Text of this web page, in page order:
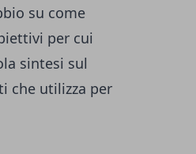
su come
per cui
sintesi sul
che utilizza per